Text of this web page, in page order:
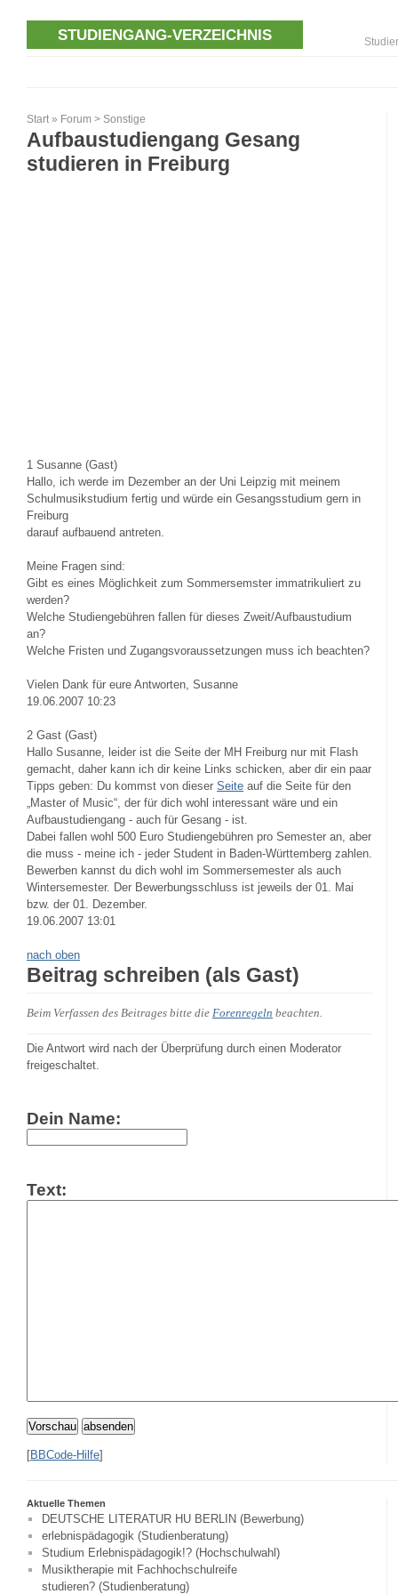
STUDIENGANG-VERZEICHNIS
Start » Forum > Sonstige
Aufbaustudiengang Gesang
studieren in Freiburg
1 Susanne (Gast)
Hallo, ich werde im Dezember an der Uni Leipzig mit meinem
Schulmusikstudium fertig und würde ein Gesangsstudium gern in
Freiburg
darauf aufbauend antreten.
Meine Fragen sind:
Gibt es eines Möglichkeit zum Sommersemster immatrikuliert zu
werden?
Welche Studiengebühren fallen für dieses Zweit/Aufbaustudium
an?
Welche Fristen und Zugangsvoraussetzungen muss ich beachten?
Vielen Dank für eure Antworten, Susanne
19.06.2007 10:23
2 Gast (Gast)
Hallo Susanne, leider ist die Seite der MH Freiburg nur mit Flash
gemacht, daher kann ich dir keine Links schicken, aber dir ein paar
Tipps geben: Du kommst von dieser Seite auf die Seite für den
„Master of Music“, der für dich wohl interessant wäre und ein
Aufbaustudiengang - auch für Gesang - ist.
Dabei fallen wohl 500 Euro Studiengebühren pro Semester an, aber
die muss - meine ich - jeder Student in Baden-Württemberg zahlen.
Bewerben kannst du dich wohl im Sommersemester als auch
Wintersemester. Der Bewerbungsschluss ist jeweils der 01. Mai
bzw. der 01. Dezember.
19.06.2007 13:01
nach oben
Beitrag schreiben (als Gast)
Beim Verfassen des Beitrages bitte die Forenregeln beachten.
Die Antwort wird nach der Überprüfung durch einen Moderator
freigeschaltet.
Dein Name:
Text:
Vorschau absenden
[BBCode-Hilfe]
Aktuelle Themen
DEUTSCHE LITERATUR HU BERLIN (Bewerbung)
erlebnispädagogik (Studienberatung)
Studium Erlebnispädagogik!? (Hochschulwahl)
Musiktherapie mit Fachhochschulreife
studieren? (Studienberatung)